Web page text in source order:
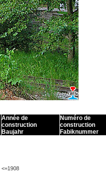
Année de
construction
Baujahr
Numéro de
construction
Fabiknummer
<=1908